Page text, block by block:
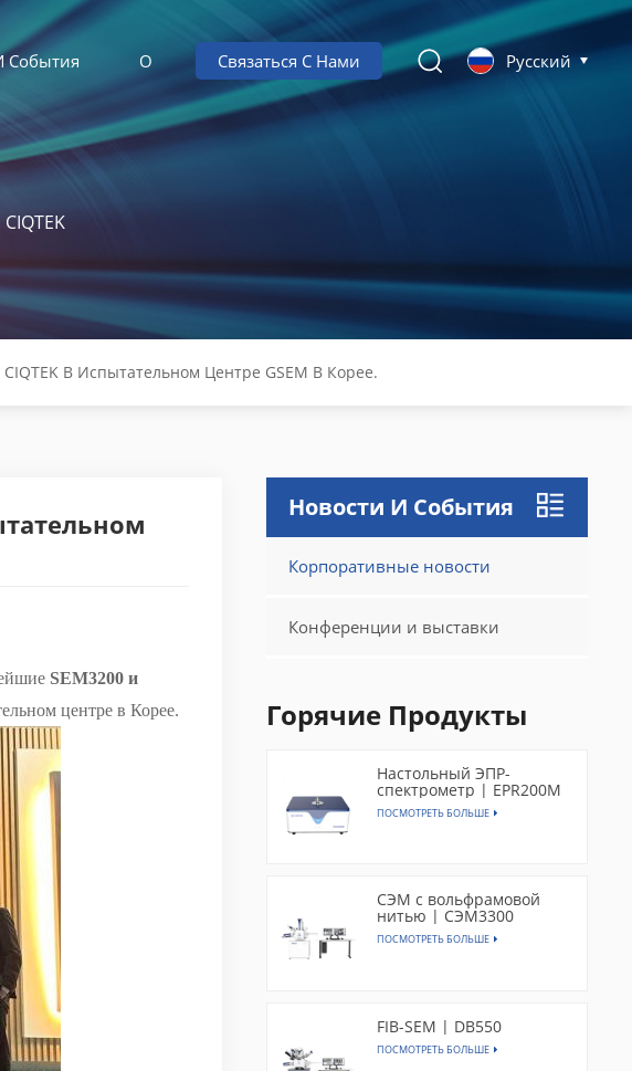
События О Связаться С Нами Русский
В Испытательном Центре GSEM В Корее.
SEM3200 и
центре в Корее.
Новости И События
Корпоративные новости
Конференции и выставки
Горячие Продукты
Настольный ЭПР-
спектрометр | EPR200M
ПОСМОТРЕТЬ БОЛЬШЕ
СЭМ с вольфрамовой
нитью | СЭМ3300
ПОСМОТРЕТЬ БОЛЬШЕ
FIB-SEM | DB550
ПОСМОТРЕТЬ БОЛЬШЕ